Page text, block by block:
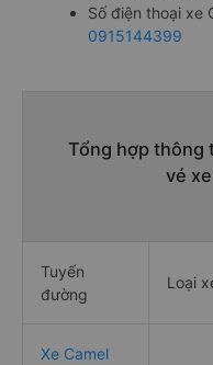
Số điện thoại xe
0915144399
Tổng hợp thông
vé
Tuyến
đường
Loại
Xe Camel